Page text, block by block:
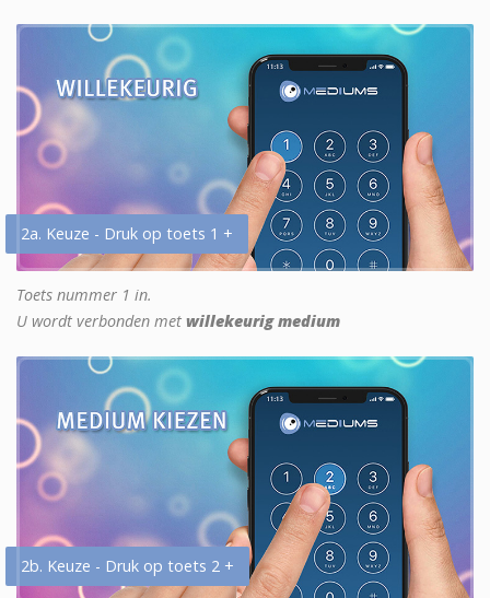
2a. Keuze - Druk op toets 1 +
Toets nummer 1 in.
U wordt verbonden met willekeurig medium
2b. Keuze - Druk op toets 2 +